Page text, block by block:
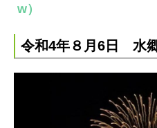
w）
令和4年８月6日 水